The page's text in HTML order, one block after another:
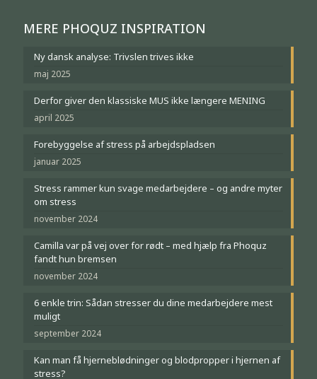
MERE PHOQUZ INSPIRATION
Ny dansk analyse: Trivslen trives ikke
maj 2025
Derfor giver den klassiske MUS ikke længere MENING
april 2025
Forebyggelse af stress på arbejdspladsen
januar 2025
Stress rammer kun svage medarbejdere – og andre myter
om stress
november 2024
Camilla var på vej over for rødt – med hjælp fra Phoquz
fandt hun bremsen
november 2024
6 enkle trin: Sådan stresser du dine medarbejdere mest
muligt
september 2024
Kan man få hjerneblødninger og blodpropper i hjernen af
stress?